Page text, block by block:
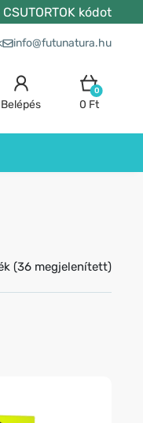
CSUTORTOKkódot
info@futunatura.hu
Belépés
0
0 Ft
(36 megjelenített)